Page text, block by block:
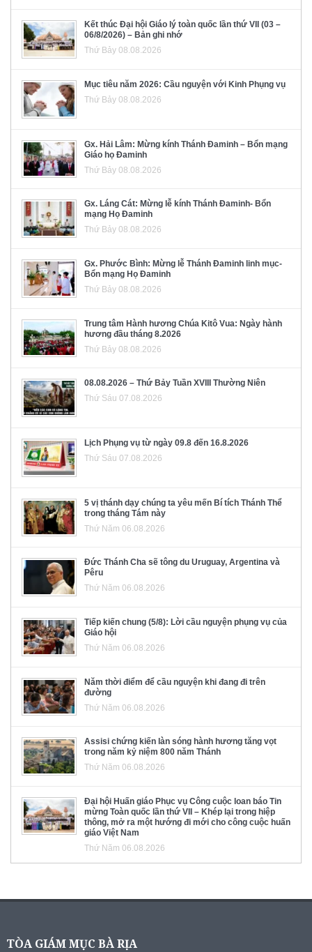
Kết thúc Đại hội Giáo lý toàn quốc lần thứ VII (03 –
06/8/2026) – Bản ghi nhớ
Thứ Bảy 08.08.2026
Mục tiêu năm 2026: Cầu nguyện với Kinh Phụng vụ
Thứ Bảy 08.08.2026
Gx. Hải Lâm: Mừng kính Thánh Đaminh – Bổn mạng
Giáo họ Đaminh
Thứ Bảy 08.08.2026
Gx. Láng Cát: Mừng lễ kính Thánh Đaminh- Bổn
mạng Họ Đaminh
Thứ Bảy 08.08.2026
Gx. Phước Bình: Mừng lễ Thánh Đaminh linh mục-
Bổn mạng Họ Đaminh
Thứ Bảy 08.08.2026
Trung tâm Hành hương Chúa Kitô Vua: Ngày hành
hương đầu tháng 8.2026
Thứ Bảy 08.08.2026
08.08.2026 – Thứ Bảy Tuần XVIII Thường Niên
Thứ Sáu 07.08.2026
Lịch Phụng vụ từ ngày 09.8 đến 16.8.2026
Thứ Sáu 07.08.2026
5 vị thánh dạy chúng ta yêu mến Bí tích Thánh Thể
trong tháng Tám này
Thứ Năm 06.08.2026
Đức Thánh Cha sẽ tông du Uruguay, Argentina và
Pêru
Thứ Năm 06.08.2026
Tiếp kiến chung (5/8): Lời cầu nguyện phụng vụ của
Giáo hội
Thứ Năm 06.08.2026
Năm thời điểm để cầu nguyện khi đang đi trên
đường
Thứ Năm 06.08.2026
Assisi chứng kiến làn sóng hành hương tăng vọt
trong năm kỷ niệm 800 năm Thánh
Thứ Năm 06.08.2026
Đại hội Huấn giáo Phục vụ Công cuộc loan báo Tin
mừng Toàn quốc lần thứ VII – Khép lại trong hiệp
thông, mở ra một hướng đi mới cho công cuộc huấn
giáo Việt Nam
Thứ Năm 06.08.2026
TÒA GIÁM MỤC BÀ RỊA